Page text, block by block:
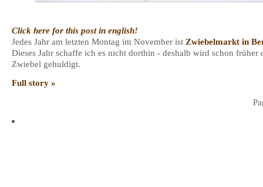
Click here for this post in english!
Jedes Jahr am letzten Montag im November ist Zwiebelmarkt in
Dieses Jahr schaffe ich es nicht dorthin - deshalb wird schon früher
Zwiebel gehuldigt.
Full story »